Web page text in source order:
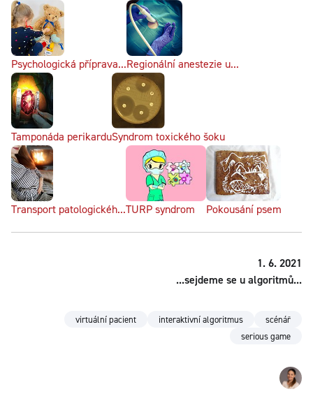
Psychologická příprava...Regionální anestezie u...
Tamponáda perikarduSyndrom toxického šoku
Transport patologickéh...TURP syndrom Pokousání psem
1. 6. 2021
...sejdeme se u algoritmů...
virtuální pacient interaktivní algoritmus
scénář
serious game